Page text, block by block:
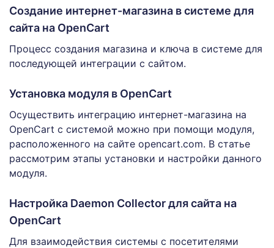
Создание интернет-магазина в системе для
сайта на OpenCart
Процесс создания магазина и ключа в системе для
последующей интеграции с сайтом.
Установка модуля в OpenCart
Осуществить интеграцию интернет-магазина на
OpenCart с системой можно при помощи модуля,
расположенного на сайте opencart.com. В статье
рассмотрим этапы установки и настройки данного
модуля.
Настройка Daemon Collector для сайта на
OpenCart
Для взаимодействия системы с посетителями